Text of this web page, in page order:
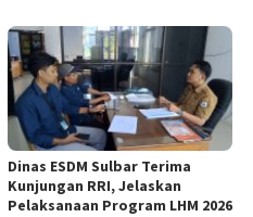
Dinas ESDM Sulbar Terima
Kunjungan RRI, Jelaskan
Pelaksanaan Program LHM 2026